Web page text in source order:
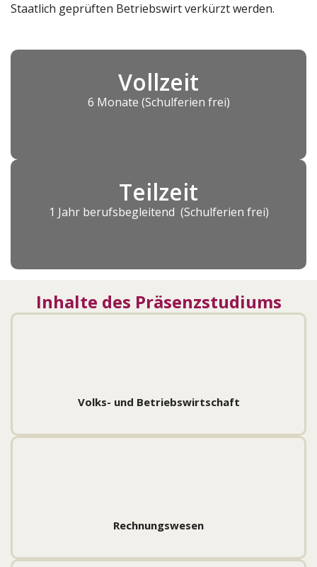
Staatlich geprüften Betriebswirt verkürzt werden.
Vollzeit
6 Monate (Schulferien frei)
Teilzeit
1 Jahr berufsbegleitend (Schulferien frei)
Inhalte des Präsenzstudiums
Recht und Steuern